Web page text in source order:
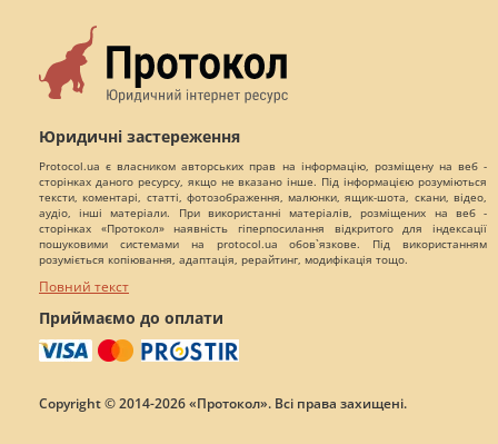
Юридичні застереження
Protocol.ua є власником авторських прав на інформацію, розміщену на веб -
сторінках даного ресурсу, якщо не вказано інше. Під інформацією розуміються
тексти, коментарі, статті, фотозображення, малюнки, ящик-шота, скани, відео,
аудіо, інші матеріали. При використанні матеріалів, розміщених на веб -
сторінках «Протокол» наявність гіперпосилання відкритого для індексації
пошуковими системами на protocol.ua обов`язкове. Під використанням
розуміється копіювання, адаптація, рерайтинг, модифікація тощо.
Повний текст
Приймаємо до оплати
Copyright © 2014-2026 «Протокол». Всі права захищені.